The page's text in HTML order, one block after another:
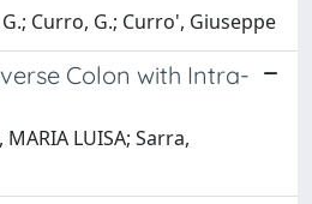
Curro, G.; Curro', Giuseppe
Colon with Intra-
LUISA; Sarra,